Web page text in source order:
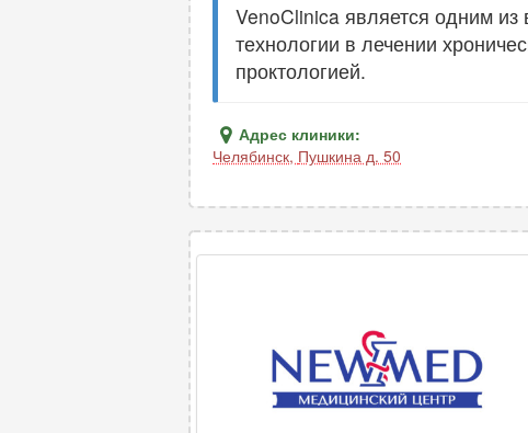
VenoClinica является одним
технологии в лечении
проктологией.
Адрес клиники:
Челябинск, Пушкина д. 50